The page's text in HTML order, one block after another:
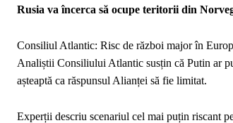
Rusia va încerca să ocupe teritorii din
Consiliul Atlantic: Risc de război major în
Analiștii Consiliului Atlantic susțin că Putin ar
așteaptă ca răspunsul Alianței să fie limitat.
Experții descriu scenariul cel mai puțin riscant